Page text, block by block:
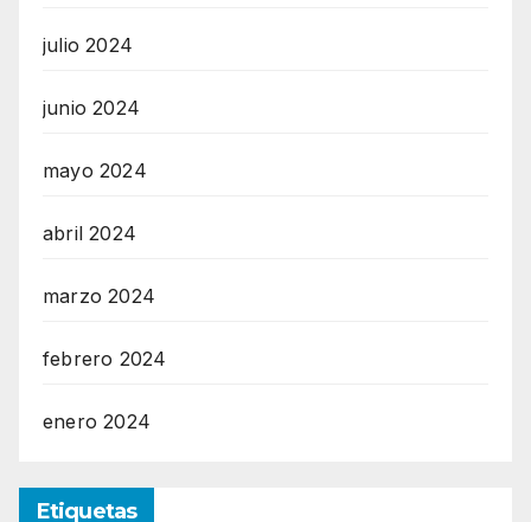
julio 2024
junio 2024
mayo 2024
abril 2024
marzo 2024
febrero 2024
enero 2024
Etiquetas